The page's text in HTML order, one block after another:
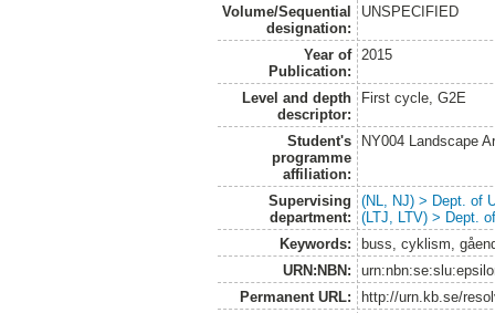
Volume/Sequential
designation:
UNSPECIFIED
Year of
Publication:
2015
Level and depth
descriptor:
First cycle, G2E
Student's
programme
affiliation:
NY004 Landscape
Supervising
department:
(NL, NJ) > Dept. of
(LTJ, LTV) > Dept.
Keywords:
buss, cyklism,
URN:NBN:
Permanent URL:
http://urn.kb.se/